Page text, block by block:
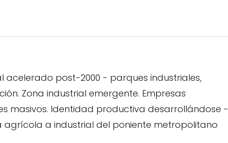
acelerado post-2000 - parques industriales,
Zona industrial emergente. Empresas
masivos. Identidad productiva desarrollándose -
a industrial del poniente metropolitano